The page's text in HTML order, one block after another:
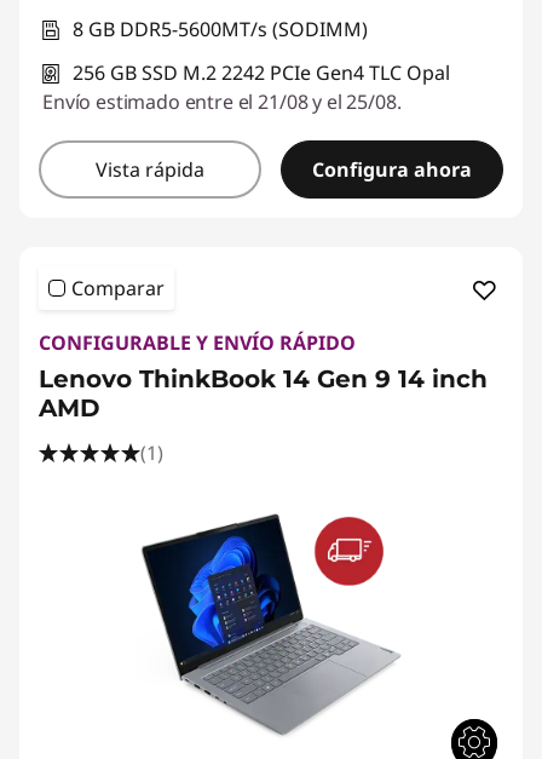
8 GB DDR5-5600MT/s (SODIMM)
256 GB SSD M.2 2242 PCIe Gen4 TLC Opal
Envío estimado entre el 21/08 y el 25/08.
Vista rápida Configura ahora
Comparar
CONFIGURABLE Y ENVÍO RÁPIDO
Lenovo ThinkBook 14 Gen 9 14 inch
AMD
(1)